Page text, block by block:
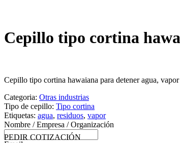
Cepillo tipo cortina
Cepillo tipo cortina hawaiana para detener agua,
Categoria: Otras industrias
Tipo de cepillo: Tipo cortina
Etiquetas: agua, residuos, vapor
Nombre / Empresa / Organización
PEDIR COTIZACIÓN